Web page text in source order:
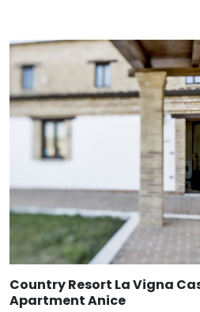
Country Resort La Vigna
Apartment Anice